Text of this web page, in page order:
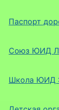
Паспорт
Союз ЮИД
Школа ЮИД